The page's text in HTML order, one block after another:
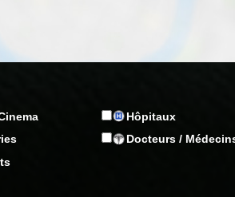
Hôpitaux
Docteurs /